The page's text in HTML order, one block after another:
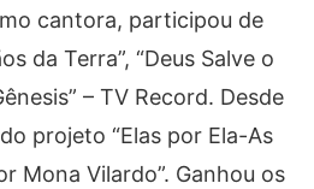
cantora, participou de
da Terra”, “Deus Salve o
– TV Record. Desde
projeto “Elas por Ela-As
Mona Vilardo”. Ganhou os